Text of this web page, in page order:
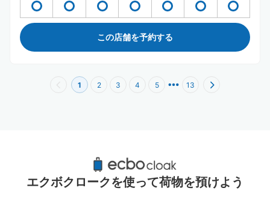
この店舗を予約する
1 2 3 4 5 13
大阪梅田駅周辺のおすすめコインロッカー
63件
エクボクロークを使って荷物を預けよう